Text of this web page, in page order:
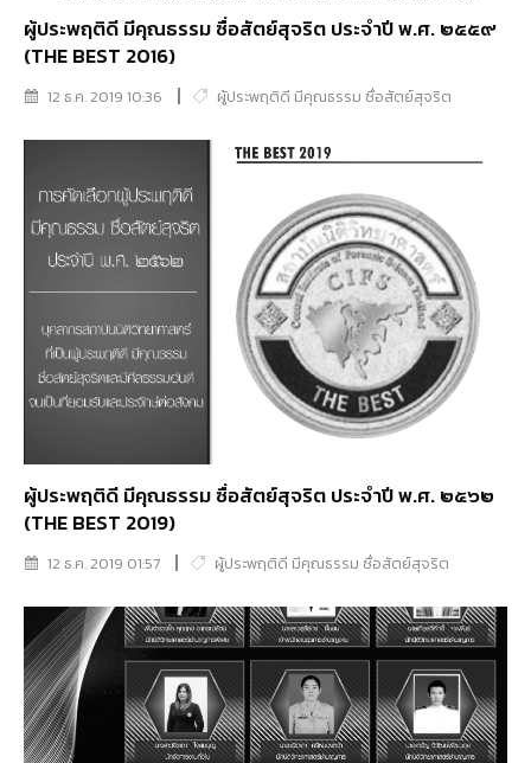
ผู้ประพฤติดี มีคุณธรรม ซื่อสัตย์สุจริต ประจำปี พ.ศ. ๒๕๕๙
(THE BEST 2016)
12 ธ.ค. 2019 10:36 ผู้ประพฤติดี มีคุณธรรม ซื่อสัตย์สุจริต
ผู้ประพฤติดี มีคุณธรรม ซื่อสัตย์สุจริต ประจำปี พ.ศ. ๒๕๖๒
(THE BEST 2019)
12 ธ.ค. 2019 01:57 ผู้ประพฤติดี มีคุณธรรม ซื่อสัตย์สุจริต